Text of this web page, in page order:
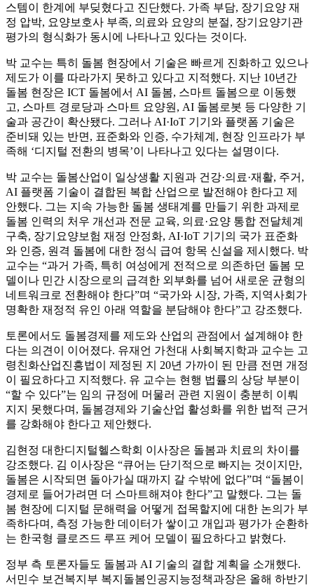
스템이 한계에 부딪혔다고 진단했다. 가족 부담, 장기요양 재
정 압박, 요양보호사 부족, 의료와 요양의 분절, 장기요양기관
평가의 형식화가 동시에 나타나고 있다는 것이다.
박 교수는 특히 돌봄 현장에서 기술은 빠르게 진화하고 있으나
제도가 이를 따라가지 못하고 있다고 지적했다. 지난 10년간
돌봄 현장은 ICT 돌봄에서 AI 돌봄, 스마트 돌봄으로 이동했
고, 스마트 경로당과 스마트 요양원, AI 돌봄로봇 등 다양한 기
술과 공간이 확산됐다. 그러나 AI·IoT 기기와 플랫폼 기술은
준비돼 있는 반면, 표준화와 인증, 수가체계, 현장 인프라가 부
족해 ‘디지털 전환의 병목’이 나타나고 있다는 설명이다.
박 교수는 돌봄산업이 일상생활 지원과 건강·의료·재활, 주거,
AI 플랫폼 기술이 결합된 복합 산업으로 발전해야 한다고 제
안했다. 그는 지속 가능한 돌봄 생태계를 만들기 위한 과제로
돌봄 인력의 처우 개선과 전문 교육, 의료·요양 통합 전달체계
구축, 장기요양보험 재정 안정화, AI·IoT 기기의 국가 표준화
와 인증, 원격 돌봄에 대한 정식 급여 항목 신설을 제시했다. 박
교수는 “과거 가족, 특히 여성에게 전적으로 의존하던 돌봄 모
델이나 민간 시장으로의 급격한 외부화를 넘어 새로운 균형의
네트워크로 전환해야 한다”며 “국가와 시장, 가족, 지역사회가
명확한 재정적 유인 아래 역할을 분담해야 한다”고 강조했다.
토론에서도 돌봄경제를 제도와 산업의 관점에서 설계해야 한
다는 의견이 이어졌다. 유재언 가천대 사회복지학과 교수는 고
령친화산업진흥법이 제정된 지 20년 가까이 된 만큼 전면 개정
이 필요하다고 지적했다. 유 교수는 현행 법률의 상당 부분이
“할 수 있다”는 임의 규정에 머물러 관련 지원이 충분히 이뤄
지지 못했다며, 돌봄경제와 기술산업 활성화를 위한 법적 근거
를 강화해야 한다고 제안했다.
김현정 대한디지털헬스학회 이사장은 돌봄과 치료의 차이를
강조했다. 김 이사장은 “큐어는 단기적으로 빠지는 것이지만,
돌봄은 시작되면 돌아가실 때까지 갈 수밖에 없다”며 “돌봄이
경제로 들어가려면 더 스마트해져야 한다”고 말했다. 그는 돌
봄 현장에 디지털 문해력을 어떻게 접목할지에 대한 논의가 부
족하다며, 측정 가능한 데이터가 쌓이고 개입과 평가가 순환하
는 한국형 클로즈드 루프 케어 모델이 필요하다고 밝혔다.
정부 측 토론자들도 돌봄과 AI 기술의 결합 계획을 소개했다.
서민수 보건복지부 복지돌봄인공지능정책과장은 올해 하반기